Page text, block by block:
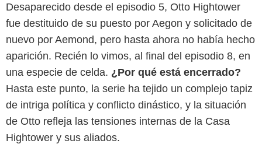
Desaparecido desde el episodio 5, Otto Hightower
fue destituido de su puesto por Aegon y solicitado de
nuevo por Aemond, pero hasta ahora no había hecho
aparición. Recién lo vimos, al final del episodio 8, en
una especie de celda. ¿Por qué está encerrado?
Hasta este punto, la serie ha tejido un complejo tapiz
de intriga política y conflicto dinástico, y la situación
de Otto refleja las tensiones internas de la Casa
Hightower y sus aliados.